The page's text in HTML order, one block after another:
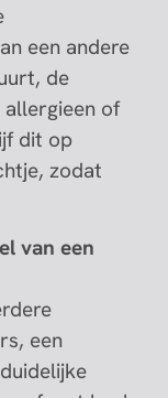
een andere
de
allergieen of
dit op
zodat
van een
een